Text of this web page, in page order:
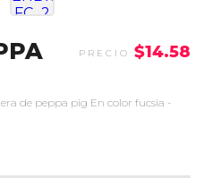
$14.58
de peppa pig En color fucsia -